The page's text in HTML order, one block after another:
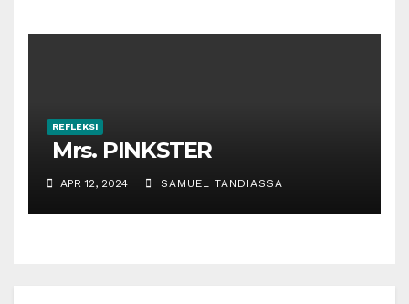
REFLEKSI
Mrs. PINKSTER
APR 12, 2024 SAMUEL TANDIASSA